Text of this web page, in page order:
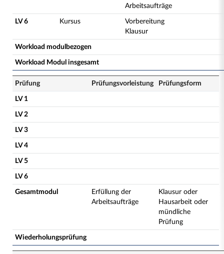
Arbeitsaufträge
LV 6 Kursus
Vorbereitung
Klausur
Workload modulbezogen
Workload Modul insgesamt
Prüfung Prüfungsvorleistung Prüfungsform
LV 1
LV 2
LV 3
LV 4
LV 5
LV 6
Gesamtmodul
Erfüllung der
Arbeitsaufträge
Klausur oder
Hausarbeit oder
mündliche
Prüfung
Wiederholungsprüfung